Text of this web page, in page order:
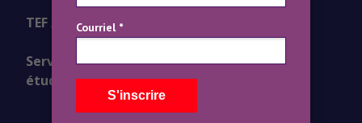
TEF / TEFAQ
Services et vie
étudiante
À propos